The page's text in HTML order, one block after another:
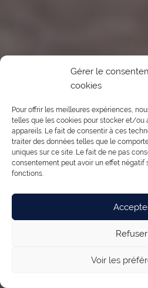
Gérer le
cookies
Pour offrir les meilleures expériences,
telles que les cookies pour stocker et/ou
appareils. Le fait de consentir à ces
traiter des données telles que le
uniques sur ce site. Le fait de ne pas
consentement peut avoir un effet
fonctions.
Refuser
Voir les